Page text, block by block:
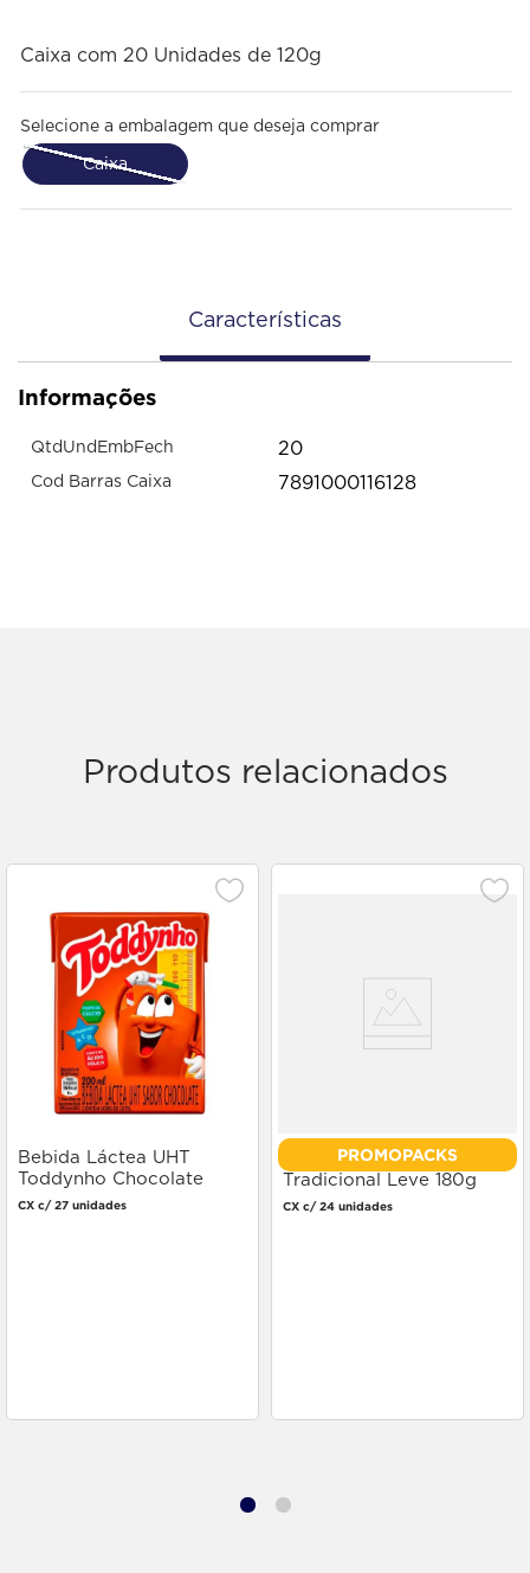
Caixa com 20 Unidades de 120g
Selecione a embalagem que deseja comprar
Caixa
Características
Informações
QtdUndEmbFech 20
Cod Barras Caixa 7891000116128
Produtos relacionados
Bebida Láctea UHT
Toddynho Chocolate
200ml
CX c/ 27 unidades
PROMOPACKS
Cremogema Mingau
Tradicional Leve 180g
Pague 130g
CX c/ 24 unidades